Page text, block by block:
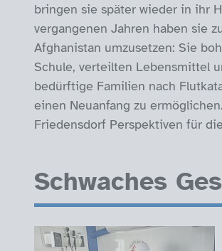
bringen sie später wieder in ihr
vergangenen Jahren haben sie
Afghanistan umzusetzen: Sie
Schule, verteilten Lebensmittel
bedürftige Familien nach
einen Neuanfang zu
Friedensdorf Perspektiven für
Schwaches